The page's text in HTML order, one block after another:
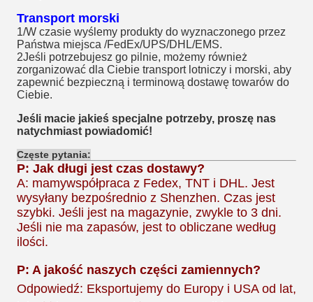
Transport morski
1/W czasie wyślemy produkty do wyznaczonego przez
Państwa miejsca /FedEx/UPS/DHL/EMS.
2Jeśli potrzebujesz go pilnie, możemy również
zorganizować dla Ciebie transport lotniczy i morski, aby
zapewnić bezpieczną i terminową dostawę towarów do
Ciebie.
Jeśli macie jakieś specjalne potrzeby, proszę nas
natychmiast powiadomić!
Częste pytania:
P: Jak długi jest czas dostawy?
A: mamywspółpraca z Fedex, TNT i DHL. Jest
wysyłany bezpośrednio z Shenzhen. Czas jest
szybki. Jeśli jest na magazynie, zwykle to 3 dni.
Jeśli nie ma zapasów, jest to obliczane według
ilości.
P: A jakość naszych części zamiennych?
Odpowiedź: Eksportujemy do Europy i USA od lat,